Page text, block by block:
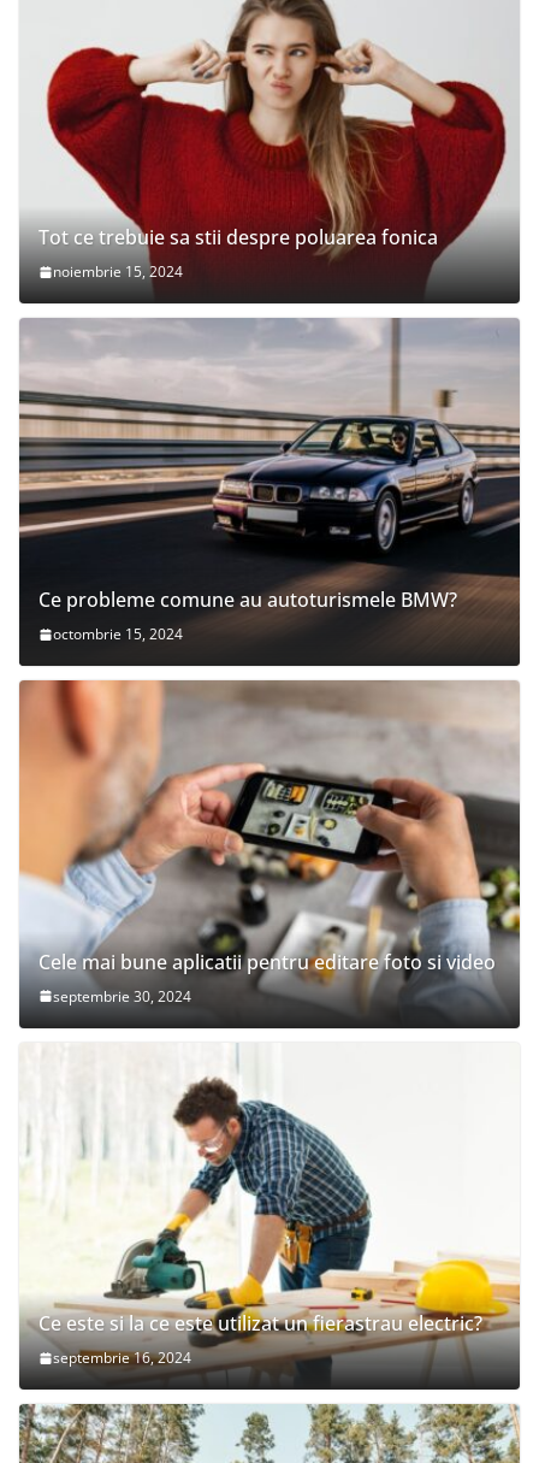
Tot ce trebuie sa stii despre poluarea fonica
noiembrie 15, 2024
Ce probleme comune au autoturismele BMW?
octombrie 15, 2024
Cele mai bune aplicatii pentru editare foto si video
septembrie 30, 2024
Ce este si la ce este utilizat un fierastrau electric?
septembrie 16, 2024